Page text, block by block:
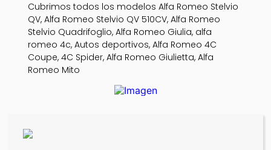
Cubrimos todos los modelos Alfa Romeo Stelvio
QV, Alfa Romeo Stelvio QV 510CV, Alfa Romeo
Stelvio Quadrifoglio, Alfa Romeo Giulia, alfa
romeo 4c, Autos deportivos, Alfa Romeo 4C
Coupe, 4C Spider, Alfa Romeo Giulietta, Alfa
Romeo Mito